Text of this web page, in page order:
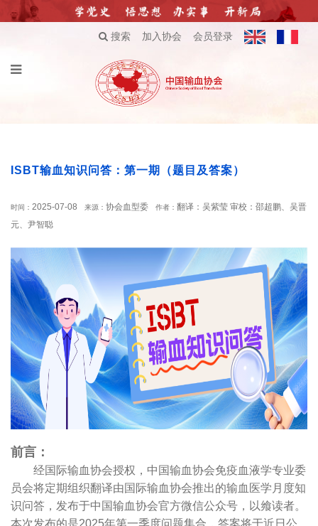
搜索 加入协会 会员登录
ISBT输血知识问答：第一期（题目及答案）
时间： 2025-07-08 来源： 协会血型委 作者： 翻译：吴紫莹 审校：邵超鹏、吴晋
元、尹智聪
前言：
经国际输血协会授权，中国输血协会免疫血液学专业委
员会将定期组织翻译由国际输血协会推出的输血医学月度知
识问答，发布于中国输血协会官方微信公众号，以飨读者。